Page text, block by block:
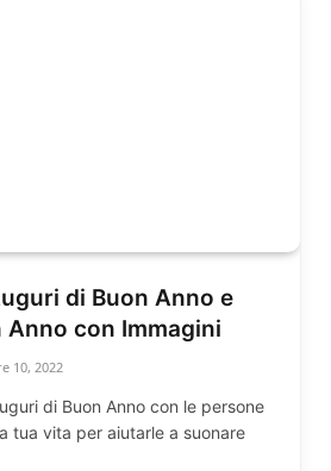
di Buon Anno e
Anno con Immagini
10, 2022
di Buon Anno con le persone
tua vita per aiutarle a suonare